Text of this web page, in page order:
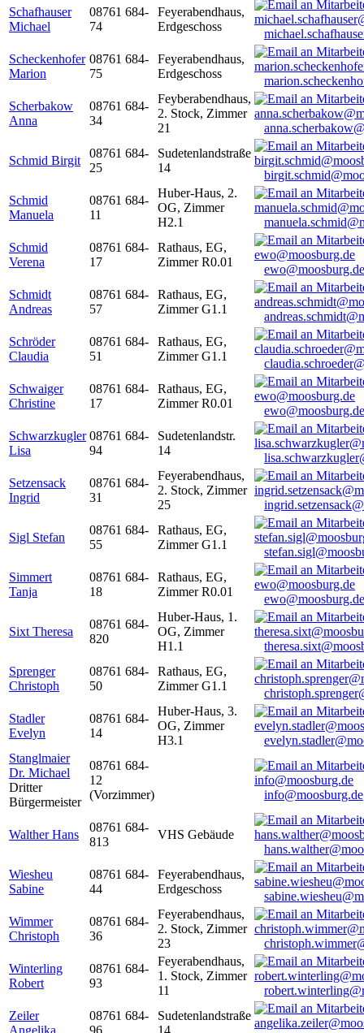
Schafhauser
Michael
08761 684-
74
Feyerabendhaus,
Erdgeschoss
Scheckenhofer
Marion
08761 684-
75
Feyerabendhaus,
Erdgeschoss
Scherbakow
Anna
08761 684-
34
Feyberabendhaus,
2. Stock, Zimmer
21
Schmid Birgit
08761 684-
25
Sudetenlandstraße
14
Schmid
Manuela
08761 684-
11
Huber-Haus, 2.
OG, Zimmer
H2.1
Schmid
Verena
08761 684-
17
Rathaus, EG,
Zimmer R0.01
ewo@moosburg.de
Schmidt
Andreas
08761 684-
57
Rathaus, EG,
Zimmer G1.1
Schröder
Claudia
08761 684-
51
Rathaus, EG,
Zimmer G1.1
Schwaiger
Christine
08761 684-
17
Rathaus, EG,
Zimmer R0.01
ewo@moosburg.de
Schwarzkugler
Lisa
08761 684-
94
Sudetenlandstr.
14
Setzensack
Ingrid
08761 684-
31
Feyerabendhaus,
2. Stock, Zimmer
25
Sigl Stefan
08761 684-
55
Rathaus, EG,
Zimmer G1.1
Simmert
Tanja
08761 684-
18
Rathaus, EG,
Zimmer R0.01
ewo@moosburg.de
Sixt Theresa
08761 684-
820
Huber-Haus, 1.
OG, Zimmer
H1.1
Sprenger
Christoph
08761 684-
50
Rathaus, EG,
Zimmer G1.1
Stadler
Evelyn
08761 684-
14
Huber-Haus, 3.
OG, Zimmer
H3.1
Stanglmaier
Dr. Michael
Dritter
Bürgermeister
08761 684-
12
(Vorzimmer)
info@moosburg.de
Walther Hans
08761 684-
813
VHS Gebäude
Wiesheu
Sabine
08761 684-
44
Feyerabendhaus,
Erdgeschoss
Wimmer
Christoph
08761 684-
36
Feyerabendhaus,
2. Stock, Zimmer
23
Winterling
Robert
08761 684-
93
Feyerabendhaus,
1. Stock, Zimmer
11
Zeiler
Angelika
08761 684-
96
Sudetenlandstraße
14